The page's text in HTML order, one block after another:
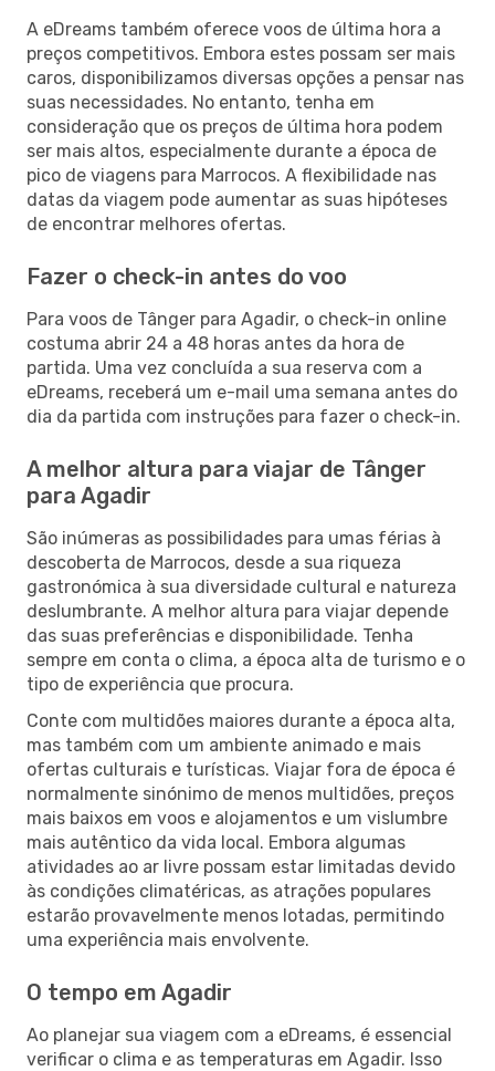
A eDreams também oferece voos de última hora a
preços competitivos. Embora estes possam ser mais
caros, disponibilizamos diversas opções a pensar nas
suas necessidades. No entanto, tenha em
consideração que os preços de última hora podem
ser mais altos, especialmente durante a época de
pico de viagens para Marrocos. A flexibilidade nas
datas da viagem pode aumentar as suas hipóteses
de encontrar melhores ofertas.
Fazer o check-in antes do voo
Para voos de Tânger para Agadir, o check-in online
costuma abrir 24 a 48 horas antes da hora de
partida. Uma vez concluída a sua reserva com a
eDreams, receberá um e-mail uma semana antes do
dia da partida com instruções para fazer o check-in.
A melhor altura para viajar de Tânger
para Agadir
São inúmeras as possibilidades para umas férias à
descoberta de Marrocos, desde a sua riqueza
gastronómica à sua diversidade cultural e natureza
deslumbrante. A melhor altura para viajar depende
das suas preferências e disponibilidade. Tenha
sempre em conta o clima, a época alta de turismo e o
tipo de experiência que procura.
Conte com multidões maiores durante a época alta,
mas também com um ambiente animado e mais
ofertas culturais e turísticas. Viajar fora de época é
normalmente sinónimo de menos multidões, preços
mais baixos em voos e alojamentos e um vislumbre
mais autêntico da vida local. Embora algumas
atividades ao ar livre possam estar limitadas devido
às condições climatéricas, as atrações populares
estarão provavelmente menos lotadas, permitindo
uma experiência mais envolvente.
O tempo em Agadir
Ao planejar sua viagem com a eDreams, é essencial
verificar o clima e as temperaturas em Agadir. Isso